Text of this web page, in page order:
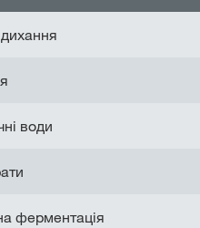
води
ферментація